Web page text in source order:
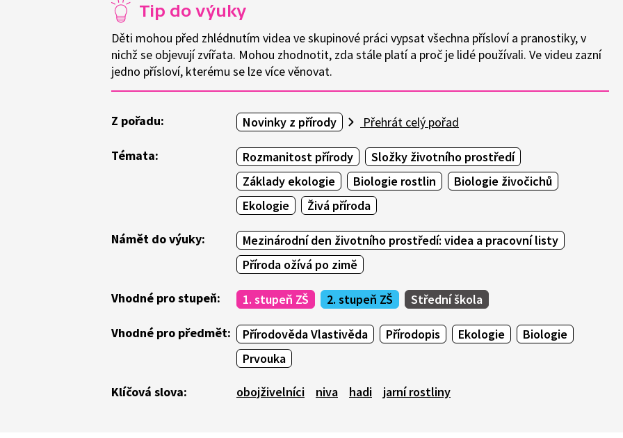
Tip do výuky
Děti mohou před zhlédnutím videa ve skupinové práci vypsat všechna přísloví a pranostiky, v
nichž se objevují zvířata. Mohou zhodnotit, zda stále platí a proč je lidé používali. Ve videu zazní
jedno přísloví, kterému se lze více věnovat.
Z pořadu: Novinky z přírody Přehrát celý pořad
Témata: Rozmanitost přírody
Složky životního prostředí
Základy ekologie
Biologie rostlin
Biologie živočichů
Ekologie
Živá příroda
Námět do výuky:
Mezinárodní den životního prostředí: videa a pracovní listy
Příroda ožívá po zimě
Vhodné pro stupeň: 1. stupeň ZŠ 2. stupeň ZŠ Střední škola
Vhodné pro předmět: Přírodověda Vlastivěda Přírodopis Ekologie
Biologie
Prvouka
Klíčová slova: obojživelníci niva hadi jarní rostliny